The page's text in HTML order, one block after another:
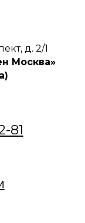
д. 2/1
Москва»